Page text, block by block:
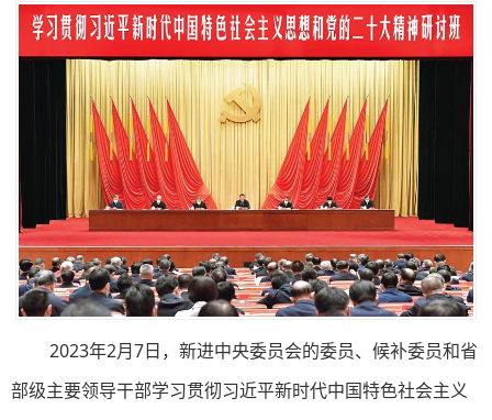
2023年2月7日，新进中央委员会的委员、候补委员和省
部级主要领导干部学习贯彻习近平新时代中国特色社会主义